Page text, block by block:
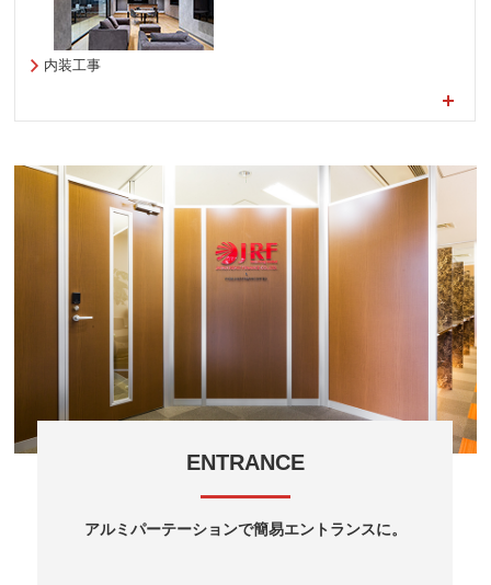
内装工事
ENTRANCE
アルミパーテーションで簡易エントランスに。